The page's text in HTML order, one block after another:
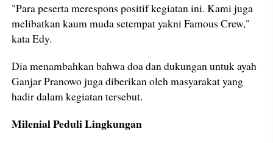
"Para peserta merespons positif kegiatan ini. Kami juga
melibatkan kaum muda setempat yakni Famous Crew,"
kata Edy.
Dia menambahkan bahwa doa dan dukungan untuk ayah
Ganjar Pranowo juga diberikan oleh masyarakat yang
hadir dalam kegiatan tersebut.
Milenial Peduli Lingkungan